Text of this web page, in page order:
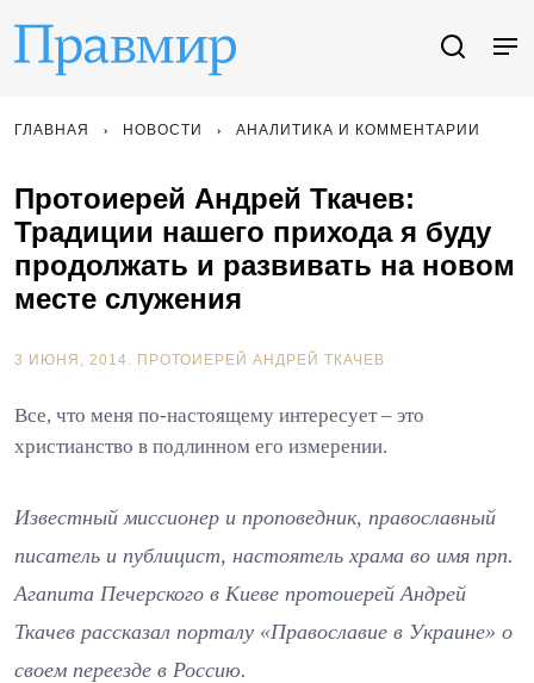
ГЛАВНАЯ НОВОСТИ АНАЛИТИКА И КОММЕНТАРИИ
Протоиерей Андрей Ткачев:
Традиции нашего прихода я буду
продолжать и развивать на новом
месте служения
3 ИЮНЯ, 2014. ПРОТОИЕРЕЙ АНДРЕЙ ТКАЧЕВ
Все, что меня по-настоящему интересует – это
христианство в подлинном его измерении.
Известный миссионер и проповедник, православный
писатель и публицист, настоятель храма во имя прп.
Агапита Печерского в Киеве протоиерей Андрей
Ткачев рассказал порталу «Православие в Украине» о
своем переезде в Россию.